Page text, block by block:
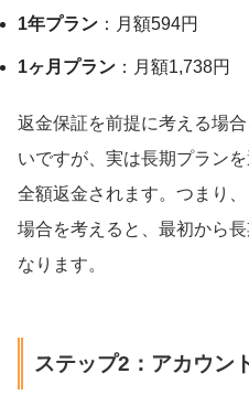
1年プラン ：月額594円
1ヶ月プラン ：月額1,738円
返金保証を前提に考える場
いですが、実は長期プラン
全額返金されます。つまり
場合を考えると、最初から
なります。
ステップ2：アカウン